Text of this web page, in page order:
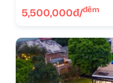
5,500,000đ/đêm